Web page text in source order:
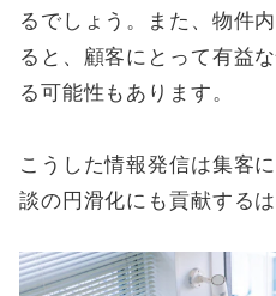
るでしょう。また、物件
ると、顧客にとって有益
る可能性もあります。
こうした情報発信は集客
談の円滑化にも貢献するは